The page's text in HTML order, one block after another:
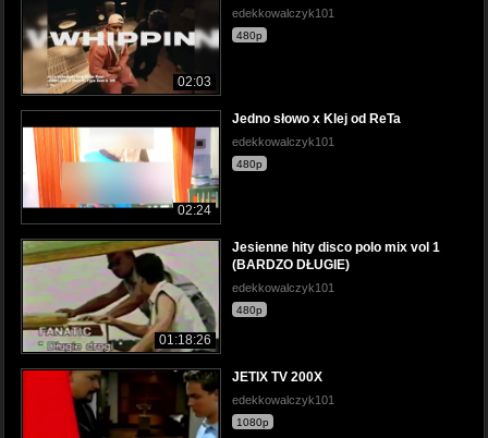
02:03
edekkowalczyk101
480p
02:24
Jedno słowo x Klej od ReTa
edekkowalczyk101
480p
01:18:26
Jesienne hity disco polo mix vol 1
(BARDZO DŁUGIE)
edekkowalczyk101
480p
JETIX TV 200X
edekkowalczyk101
1080p